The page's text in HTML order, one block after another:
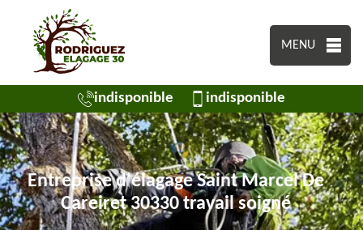
MENU
indisponible indisponible
Entreprise d'élagage Saint Marcel De
Careiret 30330 travail soigné